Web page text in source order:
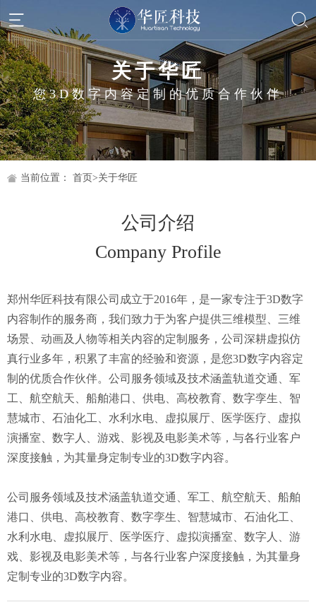
关于华匠
您3D数字内容定制的优质合作伙伴
当前位置： 首页>关于华匠
公司介绍
Company Profile
郑州华匠科技有限公司成立于2016年，是一家专注于3D数字
内容制作的服务商，我们致力于为客户提供三维模型、三维
场景、动画及人物等相关内容的定制服务，公司深耕虚拟仿
真行业多年，积累了丰富的经验和资源，是您3D数字内容定
制的优质合作伙伴。公司服务领域及技术涵盖轨道交通、军
工、航空航天、船舶港口、供电、高校教育、数字孪生、智
慧城市、石油化工、水利水电、虚拟展厅、医学医疗、虚拟
演播室、数字人、游戏、影视及电影美术等，与各行业客户
深度接触，为其量身定制专业的3D数字内容。
公司服务领域及技术涵盖轨道交通、军工、航空航天、船舶
港口、供电、高校教育、数字孪生、智慧城市、石油化工、
水利水电、虚拟展厅、医学医疗、虚拟演播室、数字人、游
戏、影视及电影美术等，与各行业客户深度接触，为其量身
定制专业的3D数字内容。